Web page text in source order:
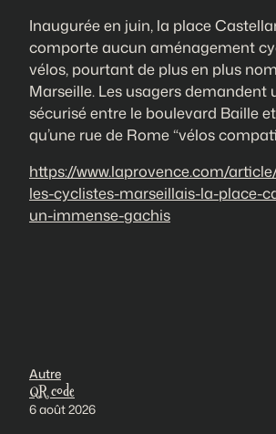
Inaugurée en juin, la place
comporte aucun aménagement
vélos, pourtant de plus en plus
Marseille. Les usagers demandent
sécurisé entre le boulevard Baille
qu’une rue de Rome “vélos
https://www.laprovence.com/
les-cyclistes-marseillais-la-place-
un-immense-gachis
Autre
QR code
6 août 2026